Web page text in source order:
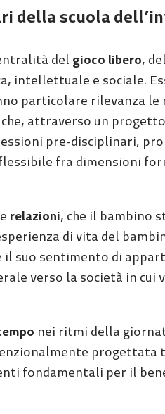
della scuola
del gioco libero,
intellettuale e sociale.
particolare rilevanza
attraverso un
pre-disciplinari,
fra dimensioni
relazioni, che il bambino
di vita del
il suo sentimento di
verso la società in cui
nei ritmi della
progettata
fondamentali per il